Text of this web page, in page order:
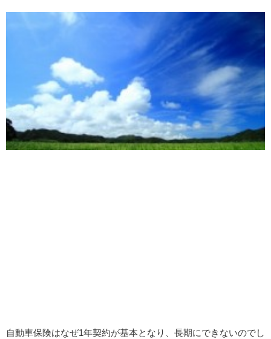
自動車保険はなぜ1年契約が基本となり、長期にできないのでし